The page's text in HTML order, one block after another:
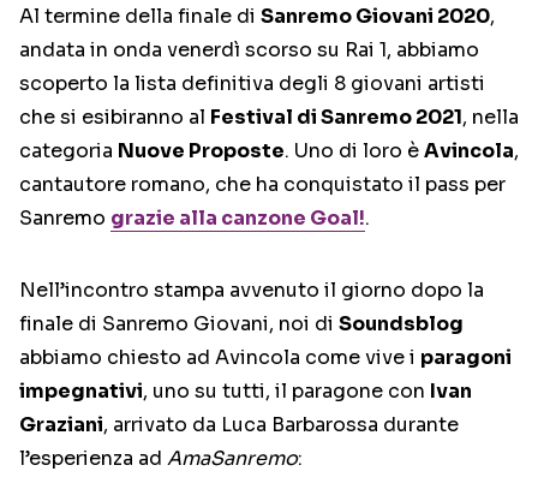
Al termine della finale di Sanremo Giovani 2020,
andata in onda venerdì scorso su Rai 1, abbiamo
scoperto la lista definitiva degli 8 giovani artisti
che si esibiranno al Festival di Sanremo 2021, nella
categoria Nuove Proposte. Uno di loro èAvincola,
cantautore romano, che ha conquistato il pass per
Sanremo grazie alla canzone Goal!.
Nell’incontro stampa avvenuto il giorno dopo la
finale di Sanremo Giovani, noi di Soundsblog
abbiamo chiesto ad Avincola come vive i paragoni
impegnativi, uno su tutti, il paragone con Ivan
Graziani, arrivato da Luca Barbarossa durante
l’esperienza ad AmaSanremo: